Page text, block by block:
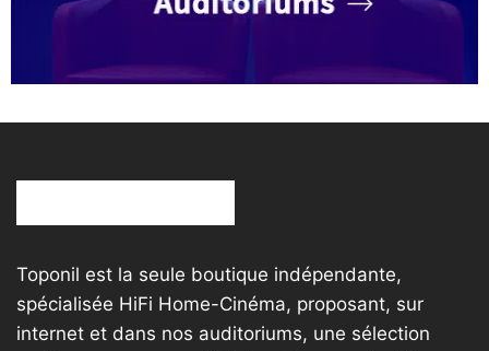
Toponil est la seule boutique indépendante,
spécialisée HiFi Home-Cinéma, proposant, sur
internet et dans nos auditoriums, une sélection